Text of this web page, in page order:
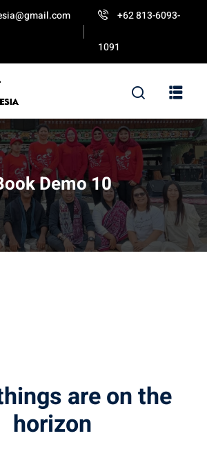
+62 813-6093-
1091
Demo 10
are on the
horizon
have an account?
Lost your password?